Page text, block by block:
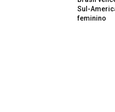
Sul-
feminino